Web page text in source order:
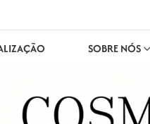
SOBRE NÓS